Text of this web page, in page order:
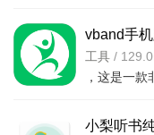
vband手
v1.2.1安卓
工具 /
小梨听书